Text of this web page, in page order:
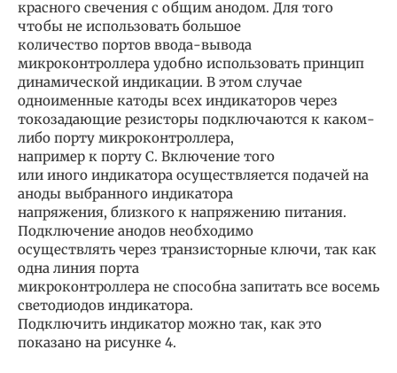
красного свечения с общим анодом. Для того
чтобы не использовать большое
количество портов ввода-вывода
микроконтроллера удобно использовать принцип
динамической индикации. В этом случае
одноименные катоды всех индикаторов через
токозадающие резисторы подключаются к каком-
либо порту микроконтроллера,
например к порту C. Включение того
или иного индикатора осуществляется подачей на
аноды выбранного индикатора
напряжения, близкого к напряжению питания.
Подключение анодов необходимо
осуществлять через транзисторные ключи, так как
одна линия порта
микроконтроллера не способна запитать все восемь
светодиодов индикатора.
Подключить индикатор можно так, как это
показано на рисунке 4.